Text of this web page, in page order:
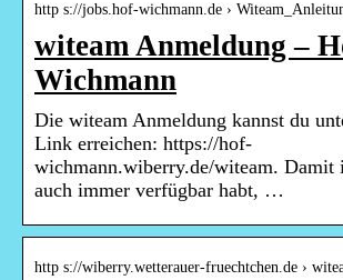
http s://jobs.hof-wichmann.de ›
witeam Anmeldung –
Wichmann
Die witeam Anmeldung kannst du
Link erreichen: https://hof-
wichmann.wiberry.de/witeam. Damit
auch immer verfügbar habt, …
http s://wiberry.wetterauer-fruechtchen.de ›